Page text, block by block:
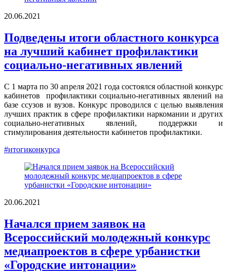
20.06.2021
Подведены итоги областного конкурса
на лучший кабинет профилактики
социально-негативных явлений
С 1 марта по 30 апреля 2021 года состоялся областной конкурс
кабинетов профилактики социально-негативных явлений на
базе ссузов и вузов. Конкурс проводился с целью выявления
лучших практик в сфере профилактики наркомании и других
социально-негативных явлений, поддержки и
стимулирования деятельности кабинетов профилактики.
#итогиконкурса
20.06.2021
Начался прием заявок на
Всероссийский молодежный конкурс
медиапроектов в сфере урбанистки
«Городские интонации»